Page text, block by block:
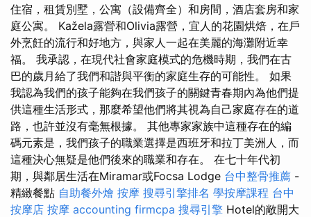
住宿，租賃別墅，公寓（設備齊全）和房間，酒店套房和家
庭公寓。 Kažela露營和Olivia露營，宜人的花園烘焙，在戶
外烹飪的流行和好地方，與家人一起在美麗的海灘附近幸
福。 我承認，在現代社會家庭模式的危機時期，我們在古
巴的歲月給了我們和諧與平衡的家庭生存的可能性。 如果
我認為我們的孩子能夠在我們孩子的關鍵青春期內為他們提
供這種生活形式，那麼希望他們將其視為自己家庭存在的道
路，也許並沒有毫無根據。 其他專家家族中這種存在的編
碼元素是，我們孩子的職業選擇是西班牙和拉丁美洲人，而
這種決心無疑是他們後來的職業和存在。 在七十年代初
期，與鄰居生活在Miramar或Focsa Lodge 台中整骨推薦 -
精緻餐點 自助餐外燴 按摩 搜尋引擎排名 學按摩課程 台中
按摩店 按摩 accounting firmcpa 搜尋引擎 Hotel的敞開大